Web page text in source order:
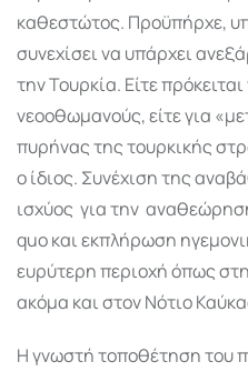
καθεστώτος. Προϋπήρχε,
συνεχίσει να υπάρχει
την Τουρκία. Είτε
νεοοθωμανούς, είτε για
πυρήνας της τουρκικής
ο ίδιος. Συνέχιση της
ισχύος για την
quo και εκπλήρωση
ευρύτερη περιοχή όπως
ακόμα και στον Νότιο
Η γνωστή τοποθέτηση του